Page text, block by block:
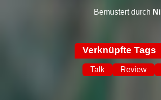
Bemustert durch
Verknüpfte Tags
Talk Review